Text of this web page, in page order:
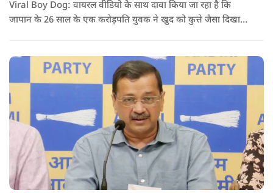
Viral Boy Dog: वायरल वीडियो के साथ दावा किया जा रहा है कि
जापान के 26 साल के एक करोड़पति युवक ने खुद को कुत्ते जैसा दिखाने
करवाईं और अब वह कुत्ते की तरह दिखने, चलने और रहने की कोशिश
करता है.